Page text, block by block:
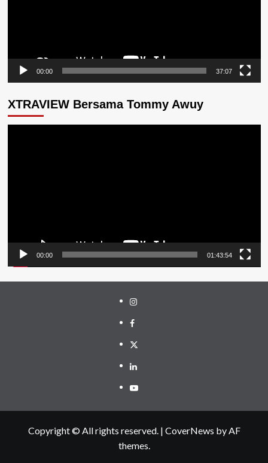
00:00 37:07
XTRAVIEW Bersama Tommy Awuy
00:00 01:43:54
Instagram
Facebook
Twitter
Linkedin
Youtube
Copyright © All rights reserved. | CoverNews by AF
themes.